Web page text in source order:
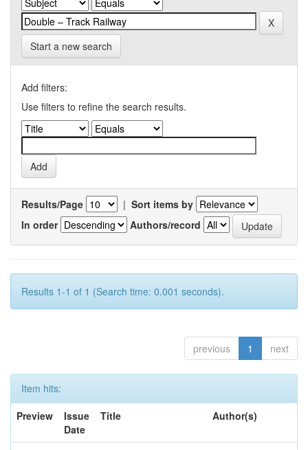
Start a new search
Add filters:
Use filters to refine the search results.
Results/Page | Sort items by
In order
Authors/record
Results 1-1 of 1 (Search time: 0.001 seconds).
previous 1 next
Item hits:
Preview
Issue
Date
Title Author(s)